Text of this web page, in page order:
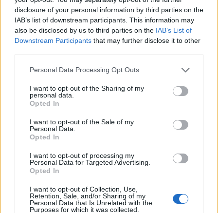
disclosure of your personal information by third parties on the
IAB’s list of downstream participants. This information may
also be disclosed by us to third parties on the IAB’s List of
Downstream Participants that may further disclose it to other
Personal Data Processing Opt Outs
I want to opt-out of the Sharing of my
personal data.
Opted In
I want to opt-out of the Sale of my
Personal Data.
Opted In
I want to opt-out of processing my
Personal Data for Targeted Advertising.
Opted In
I want to opt-out of Collection, Use,
Retention, Sale, and/or Sharing of my
Personal Data that Is Unrelated with the
Purposes for which it was collected.